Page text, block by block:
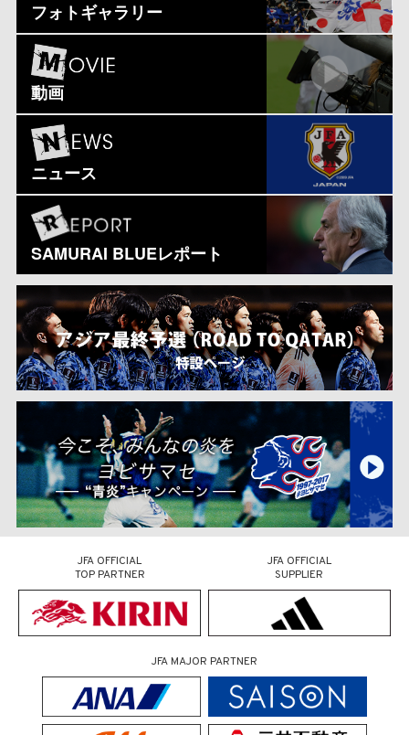
フォトギャラリー
動画
ニュース
SAMURAI BLUEレポート
JFA OFFICIAL
TOP PARTNER
JFA OFFICIAL
SUPPLIER
JFA MAJOR PARTNER